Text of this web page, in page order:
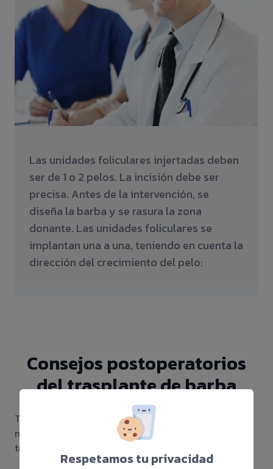
Las unidades foliculares injertadas deben
ser de 1 o 2 pelos. La incisión debe ser
precisa. Antes de la intervención, se
diseña la barba y se rasura la zona
donante. Las unidades foliculares se
implantan una a una, teniendo en cuenta la
dirección del crecimiento del pelo:
Consejos postoperatorios
del trasplante de barba
Tras la intervención el paciente puede hacer vida
normal, los cuidados son más sencillos que los de un
trasplante capilar.
Respetamos tu privacidad